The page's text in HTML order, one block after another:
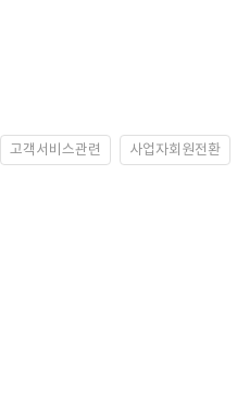
고객서비스관련 사업자회원전환